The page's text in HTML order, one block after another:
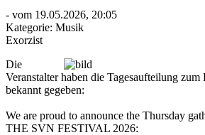
- vom 19.05.2026, 20:05
Kategorie: Musik
Exorzist
Die
Veranstalter haben die Tagesaufteilung
bekannt gegeben:
We are proud to announce the Thursday
THE SVN FESTIVAL 2026: